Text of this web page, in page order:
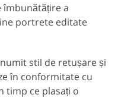
îmbunătățire a
portrete editate
stil de retușare și
în conformitate cu
timp ce plasați o